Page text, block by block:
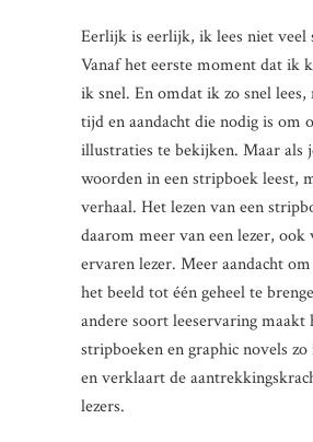
Eerlijk is eerlijk, ik lees niet veel
Vanaf het eerste moment dat ik
ik snel. En omdat ik zo snel lees,
tijd en aandacht die nodig is om
illustraties te bekijken. Maar als
woorden in een stripboek leest,
verhaal. Het lezen van een
daarom meer van een lezer, ook
ervaren lezer. Meer aandacht
het beeld tot één geheel te
andere soort leeservaring maakt
stripboeken en graphic novels zo
en verklaart de
lezers.